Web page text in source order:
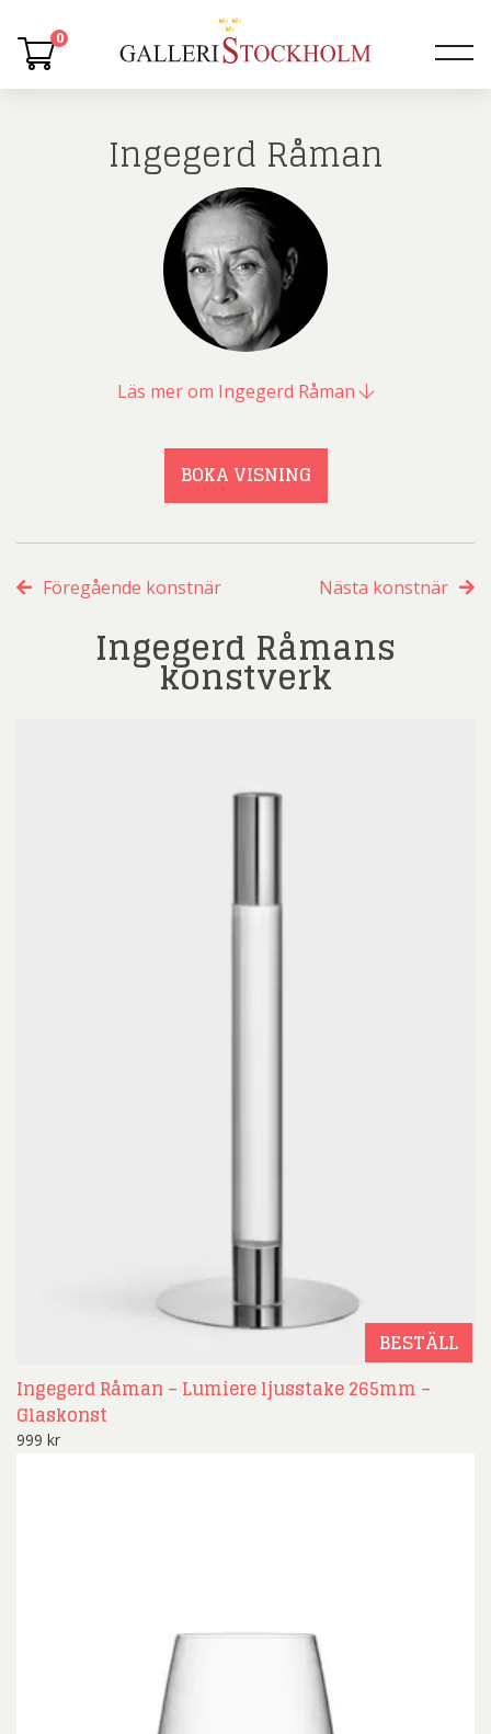
0
Ingegerd Råman
Läs mer om Ingegerd Råman
BOKA VISNING
Föregående konstnär Nästa konstnär
Ingegerd Råmans
konstverk
BESTÄLL
Ingegerd Råman – Lumiere ljusstake 265mm –
Glaskonst
999 kr